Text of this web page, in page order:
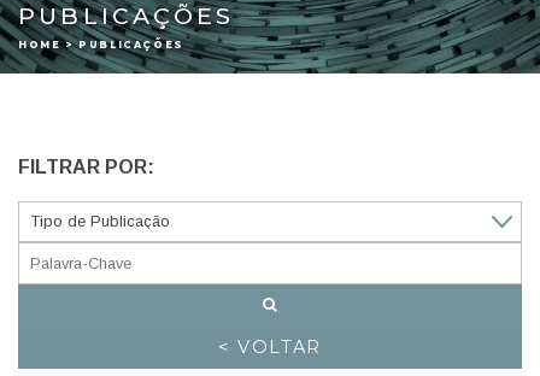
PUBLICAÇÕES
HOME > PUBLICAÇÕES
FILTRAR POR:
< VOLTAR